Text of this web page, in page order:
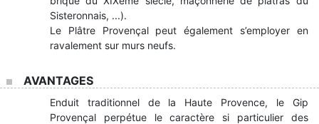
Sisteronnais, ...).
Le Plâtre Provençal peut également s’employer en
ravalement sur murs neufs.
AVANTAGES
Enduit traditionnel de la Haute Provence, le Gip
Provençal perpétue le caractère si particulier des